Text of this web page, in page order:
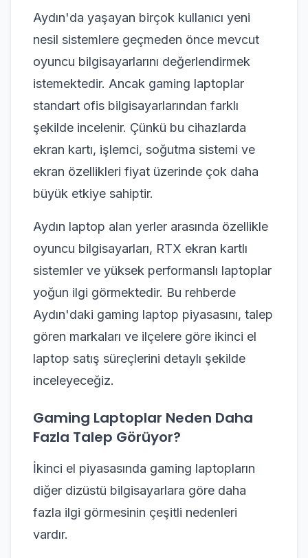
Aydın'da yaşayan birçok kullanıcı yeni
nesil sistemlere geçmeden önce mevcut
oyuncu bilgisayarlarını değerlendirmek
istemektedir. Ancak gaming laptoplar
standart ofis bilgisayarlarından farklı
şekilde incelenir. Çünkü bu cihazlarda
ekran kartı, işlemci, soğutma sistemi ve
ekran özellikleri fiyat üzerinde çok daha
büyük etkiye sahiptir.
Aydın laptop alan yerler arasında özellikle
oyuncu bilgisayarları, RTX ekran kartlı
sistemler ve yüksek performanslı laptoplar
yoğun ilgi görmektedir. Bu rehberde
Aydın'daki gaming laptop piyasasını, talep
gören markaları ve ilçelere göre ikinci el
laptop satış süreçlerini detaylı şekilde
inceleyeceğiz.
Gaming Laptoplar Neden Daha
Fazla Talep Görüyor?
İkinci el piyasasında gaming laptopların
diğer dizüstü bilgisayarlara göre daha
fazla ilgi görmesinin çeşitli nedenleri
vardır.